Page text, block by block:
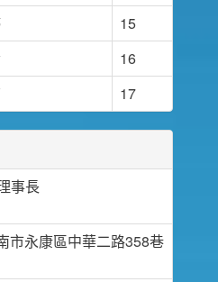
15
16
17
事長
市永康區中華二路358巷